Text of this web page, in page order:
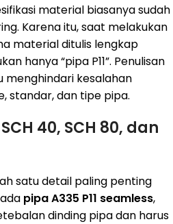
material biasanya sudah
Karena itu, saat melakukan
material ditulis lengkap
hanya “pipa P11”. Penulisan
kesalahan
standar, dan tipe pipa.
40, SCH 80, dan
satu detail paling penting
pipa A335 P11 seamless,
dinding pipa dan harus